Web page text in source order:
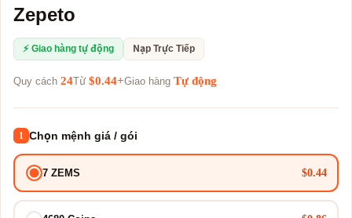
Zepeto
⚡ Giao hàng tự động Nạp Trực Tiếp
Quy cách 24Từ $0.44+Giao hàng Tự động
1 Chọn mệnh giá / gói
7 ZEMS $0.44